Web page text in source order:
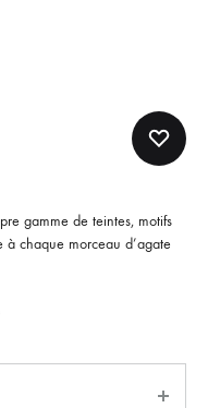
gamme de teintes, motifs
à chaque morceau d’agate